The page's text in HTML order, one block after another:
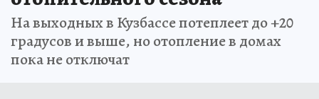
На выходных в Кузбассе потеплеет до +20
градусов и выше, но отопление в домах
пока не отключат